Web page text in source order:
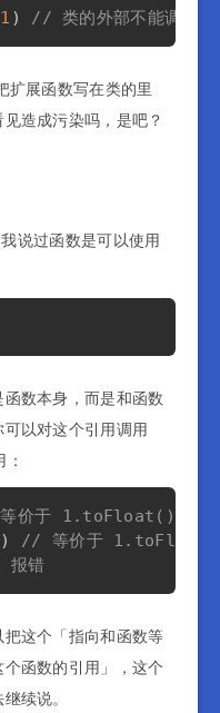
1 ) // 类的外部不能调用
扩展函数写在类的里
造成污染吗，是吧？
说过函数是可以使用
数本身，而是和函数
以对这个引用调用
价于 1.toFloat()
)
// 等价于
错
这个「指向和函数等
函数的引用」，这个
续说。